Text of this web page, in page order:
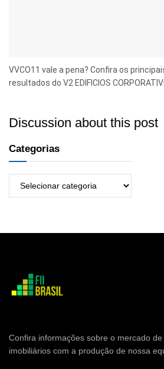
VVCO11 vale a pena? Confira os
resultados do V2 EDIFICIOS
Discussion about this post
Categorias
Confira informações sobre o mercado
imobiliários com a produção de nossa